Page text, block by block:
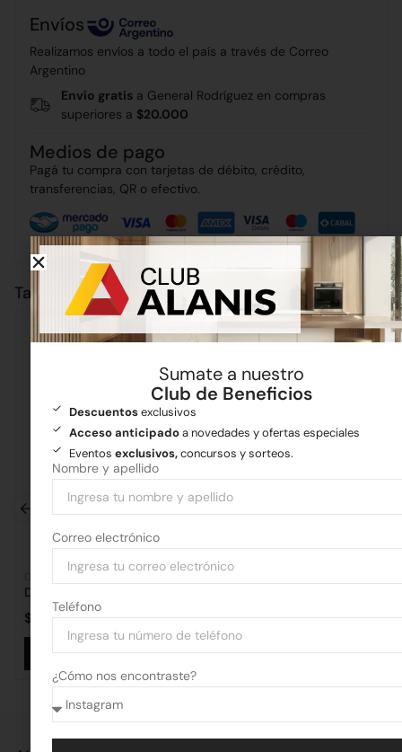
Envíos
Realizamos envíos a todo el país a través de Correo
Argentino
Envío gratis a General Rodríguez en compras
superiores a $20.000
Medios de pago
Pagá tu compra con tarjetas de débito, crédito,
transferencias, QR o efectivo.
También puede interesarte
Difusor de Chapa para Interior
$ 43.348,95
Añadir al carrito
$42.598,07
Añadir al
Sumate a nuestro
Club de Beneficios
Descuentosexclusivos
Acceso anticipadoa novedades y ofertas especiales
Eventos exclusivos,concursos y sorteos.
Nombre y apellido
Correo electrónico
Teléfono
¿Cómo nos encontraste?